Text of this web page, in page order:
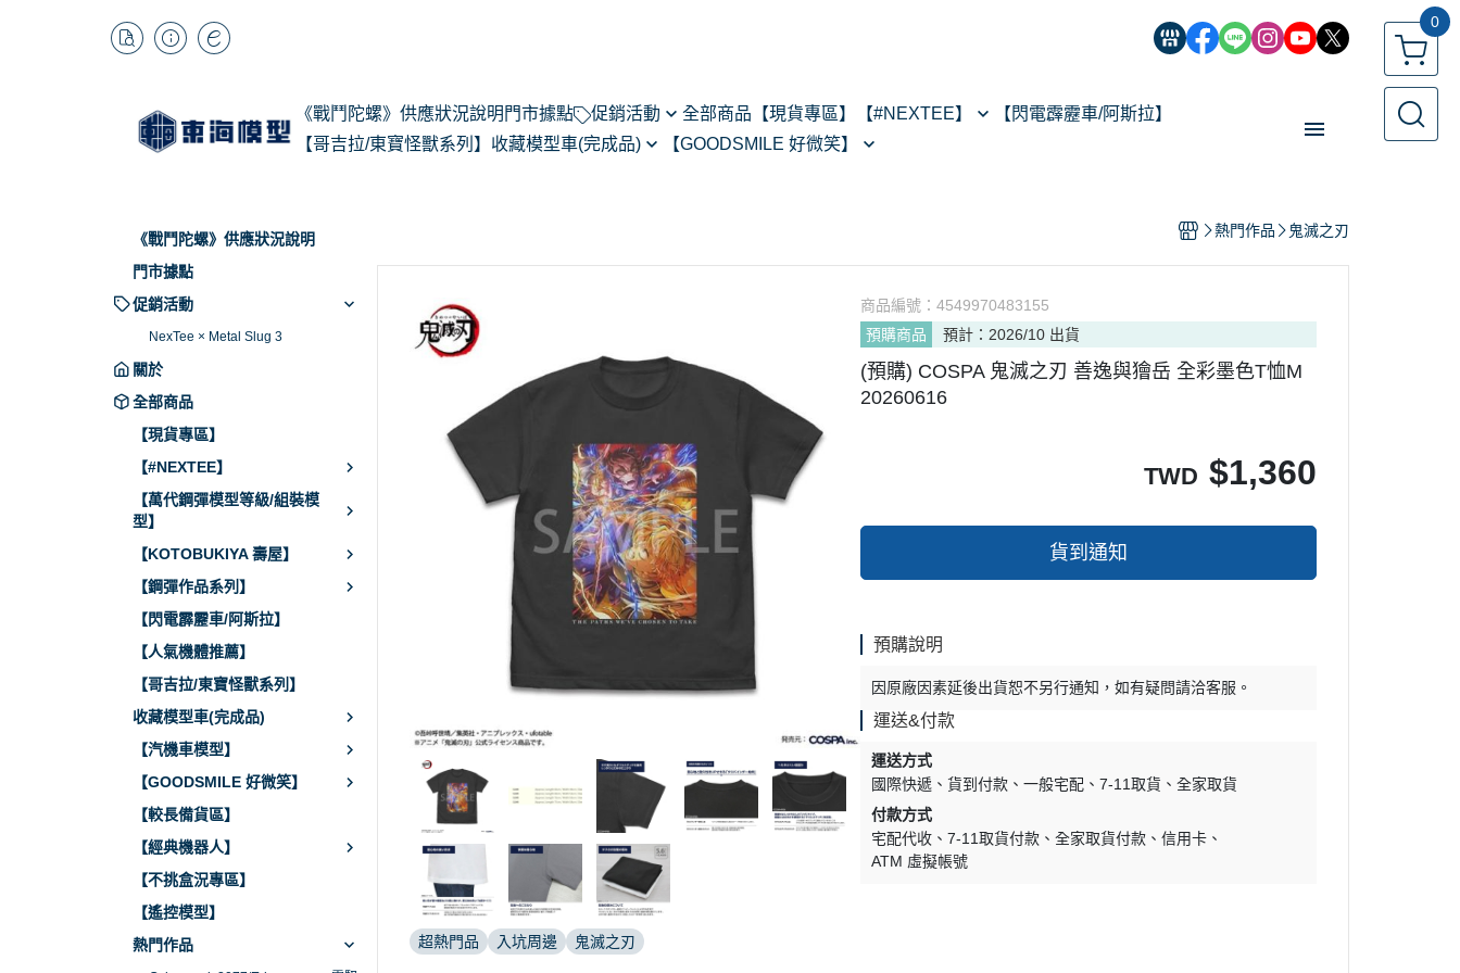
0
《戰鬥陀螺》供應狀況說明 門市據點 促銷活動 全部商品 【現貨專區】 【#NEXTEE】
あるある
翻轉模玩
Legendary系列
PIXEL ADVENTURE
NEXT系列
其他系列
【閃電霹靂車/阿斯拉】
【哥吉拉/東寶怪獸系列】 收藏模型車(完成品)
BBR
【GOODSMILE 好微笑】
POP UP PARADE
CHITOCERIUM
HELLO! GOOD SMILE
THE合體
【經典機器人】
【預購專區】
反詐騙指南
《戰鬥陀螺》供應狀況說明
門市據點
促銷活動
NexTee × Metal Slug 3
關於
全部商品
【現貨專區】
【#NEXTEE】
【萬代鋼彈模型等級/組裝模
型】
【KOTOBUKIYA 壽屋】
【鋼彈作品系列】
【閃電霹靂車/阿斯拉】
【人氣機體推薦】
【哥吉拉/東寶怪獸系列】
收藏模型車(完成品)
【汽機車模型】
【GOODSMILE 好微笑】
【較長備貨區】
【經典機器人】
【不挑盒況專區】
【遙控模型】
熱門作品
熱門作品 鬼滅之刃
超熱門品 入坑周邊 鬼滅之刃
商品編號：4549970483155
預購商品
預計：2026/10 出貨
(預購) COSPA 鬼滅之刃 善逸與獪岳 全彩墨色T恤M
20260616
TWD $1,360
貨到通知
預購說明
因原廠因素延後出貨恕不另行通知，如有疑問請洽客服。
運送&付款
運送方式
國際快遞
貨到付款 一般宅配 7-11取貨
全家取貨
付款方式
宅配代收
7-11取貨付款 全家取貨付款
信用卡
ATM 虛擬帳號